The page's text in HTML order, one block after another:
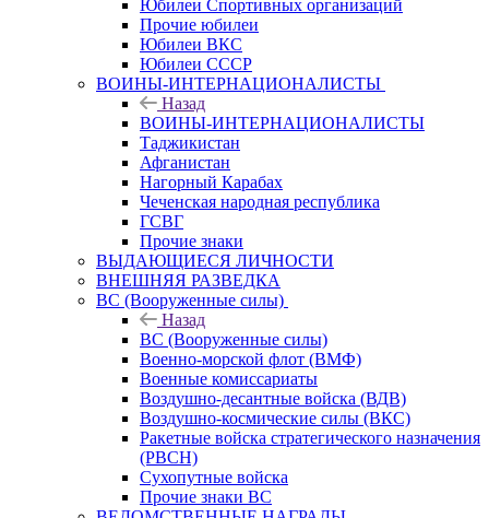
Юбилеи Спортивных организаций
Прочие юбилеи
Юбилеи ВКС
Юбилеи СССР
ВОИНЫ-ИНТЕРНАЦИОНАЛИСТЫ
Назад
ВОИНЫ-ИНТЕРНАЦИОНАЛИСТЫ
Таджикистан
Афганистан
Нагорный Карабах
Чеченская народная республика
ГСВГ
Прочие знаки
ВЫДАЮЩИЕСЯ ЛИЧНОСТИ
ВНЕШНЯЯ РАЗВЕДКА
ВС (Вооруженные силы)
Назад
ВС (Вооруженные силы)
Военно-морской флот (ВМФ)
Военные комиссариаты
Воздушно-десантные войска (ВДВ)
Воздушно-космические силы (ВКС)
Ракетные войска стратегического назначения
(РВСН)
Сухопутные войска
Прочие знаки ВС